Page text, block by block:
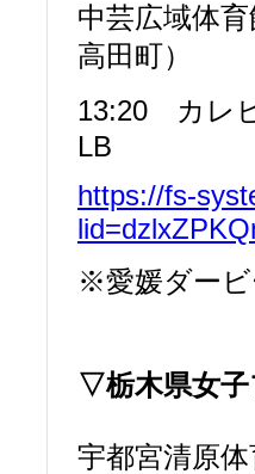
中芸広域体
高田町）
13:20 カレ
LB
https://fs-
※愛媛ダービ
▽栃木県女子
宇都宮清原